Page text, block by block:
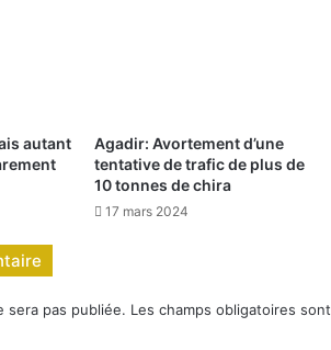
autant
Agadir: Avortement d’une
tentative de trafic de plus de
10 tonnes de chira
17 mars 2024
sera pas publiée. Les champs obligatoires sont